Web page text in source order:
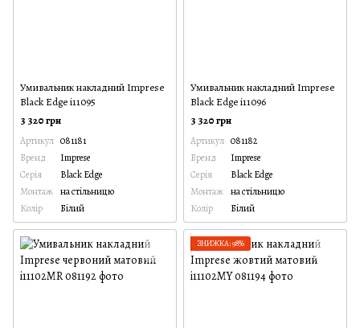
Умивальник накладний Imprese
Black Edge i11095
3 320 грн
Артикул 081181
Бренд
Imprese
Серія
Black Edge
Монтаж на стільницю
Колір
Білий
Умивальник накладний Imprese
Black Edge i11096
3 320 грн
Артикул 081182
Бренд
Imprese
Серія
Black Edge
Монтаж на стільницю
Колір
Білий
ЗНИЖКА: 98%